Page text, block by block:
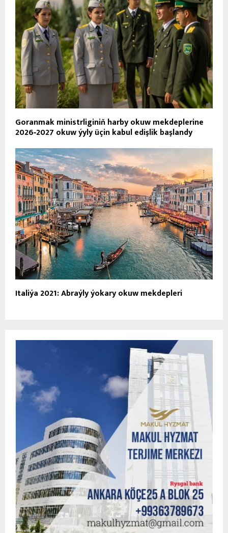
Goranmak ministrliginiň harby okuw mekdeplerine
2026‑2027 okuw ýyly üçin kabul edişlik başlandy
Italiýa 2021: Abraýly ýokary okuw mekdepleri